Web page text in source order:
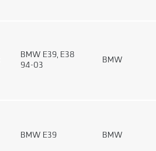
BMW E39, E38
94-03
BMW
BMW E39 BMW